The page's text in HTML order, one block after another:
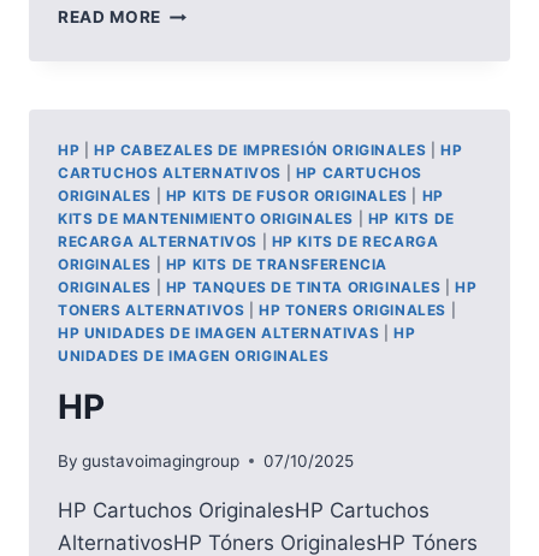
READ MORE CARTUCHO
HP
–
F6V28AL
HP HP CABEZALES DE IMPRESIÓN ORIGINALES |HP
CARTUCHOS ALTERNATIVOS
HP CARTUCHOS
ORIGINALES
HP KITS DE FUSOR ORIGINALES
HP
KITS DE MANTENIMIENTO ORIGINALES
HP KITS DE
RECARGA ALTERNATIVOS
HP KITS DE RECARGA
ORIGINALES
HP KITS DE TRANSFERENCIA
ORIGINALES
HP TANQUES DE TINTA ORIGINALES |HP
TONERS ALTERNATIVOS |HP TONERS ORIGINALES
HP UNIDADES DE IMAGEN ALTERNATIVAS |HP
UNIDADES DE IMAGEN ORIGINALES
HP
By gustavoimagingroup 07/10/2025
HP Cartuchos OriginalesHP Cartuchos
AlternativosHP Tóners OriginalesHP Tóners